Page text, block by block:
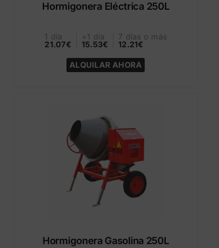
Hormigonera Eléctrica 250L
1 día
21.07€
+1 día
15.53€
7 días o más
12.21€
ALQUILAR AHORA
Hormigonera Gasolina 250L